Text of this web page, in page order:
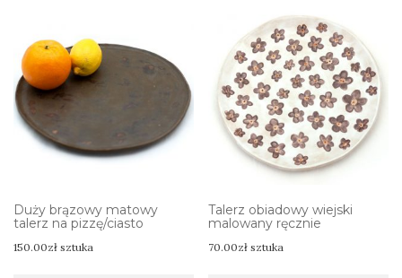
Duży brązowy matowy
talerz na pizzę/ciasto
150.00zł sztuka
Talerz obiadowy wiejski
malowany ręcznie
70.00zł sztuka